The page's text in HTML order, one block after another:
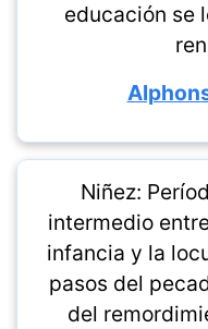
educación se
Niñez:
intermedio
infancia y la
pasos del
del